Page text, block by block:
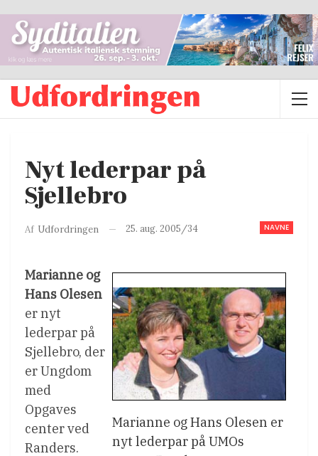
Nyt lederpar på
Sjellebro
NAVNE
Af Udfordringen 25. aug. 2005/34
Marianne og Hans Olesen er
nyt lederpar på UMOs
Marianne og
Hans Olesen
er nyt
lederpar på
Sjellebro, der
er Ungdom
med
Opgaves
center ved
Randers.